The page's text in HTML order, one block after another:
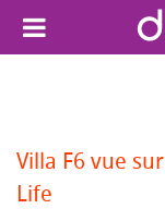
Villa F6 vue
Life